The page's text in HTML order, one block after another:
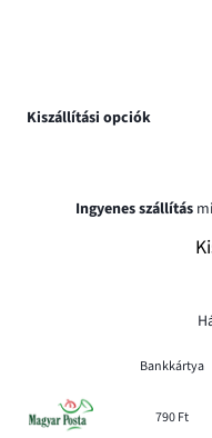
Kiszállítási opciók
Ingyenes szállítás
Bankkártya
790 Ft